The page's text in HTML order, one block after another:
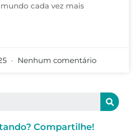
cada vez mais
Nenhum comentário
Compartilhe!